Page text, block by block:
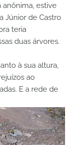
anônima, estive
Júnior de Castro
teria
duas árvores.
à sua altura,
ao
E a rede de